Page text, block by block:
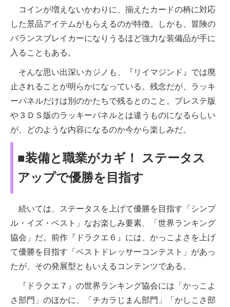
コインが増えないかわりに、揃えたカードの柄に対応
した景品アイテムがもらえるのが特徴。しかも、冒険の
バランスブレイカーになりうるほど強力な装備品が手に
入ることもある。
そんな思い出深いカジノも、『リイマジンド』では廃
止されることが明らかになっている。残念だが、ラッキ
ーパネルだけは別のかたちで残るとのこと。プレステ版
や３ＤＳ版のラッキーパネルとは違うものになるらしい
が、どのような内容になるのか今から楽しみだ。
■装備と職業がカギ！ ステータス
アップで優勝を目指す
続いては、ステータスを上げて優勝を目指す「シンプ
ル・イズ・ベスト」なお楽しみ要素、「世界ランキング
協会」だ。前作『ドラクエ６』には、かっこよさを上げ
て優勝を目指す「ベストドレッサーコンテスト」があっ
たが、その発展型ともいえるコンテンツである。
『ドラクエ７』の世界ランキング協会には「かっこよ
さ部門」のほかに、「チカラじまん部門」「かしこさ部